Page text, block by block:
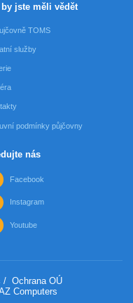
by jste měli vědět
TOMS
služby
podmínky půjčovny
nás
Facebook
Instagram
Youtube
/ Ochrana OÚ
Computers